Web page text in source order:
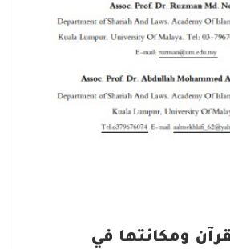
ومكانتها في